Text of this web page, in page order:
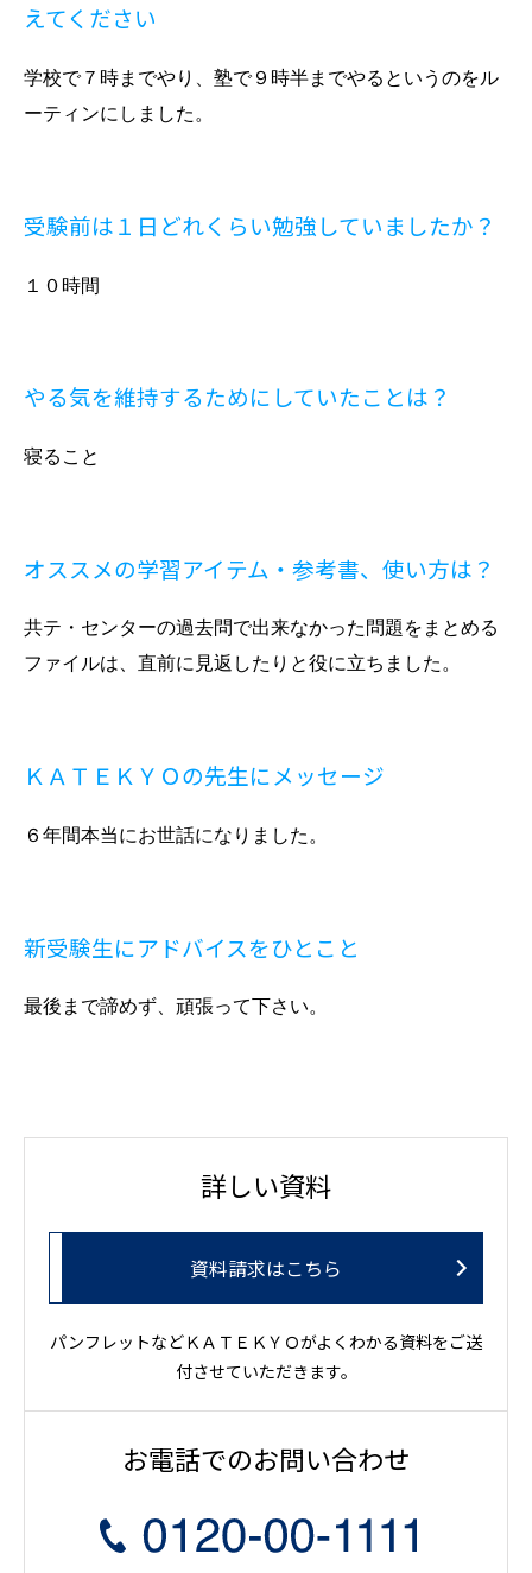
えてください
学校で７時までやり、塾で９時半までやるというのをル
ーティンにしました。
受験前は１日どれくらい勉強していましたか？
１０時間
やる気を維持するためにしていたことは？
寝ること
オススメの学習アイテム・参考書、使い方は？
共テ・センターの過去問で出来なかった問題をまとめる
ファイルは、直前に見返したりと役に立ちました。
ＫＡＴＥＫＹＯの先生にメッセージ
６年間本当にお世話になりました。
新受験生にアドバイスをひとこと
最後まで諦めず、頑張って下さい。
詳しい資料
資料請求はこちら
パンフレットなどＫＡＴＥＫＹＯがよくわかる資料をご送
付させていただきます。
お電話でのお問い合わせ